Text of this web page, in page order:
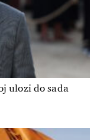
ulozi do sada